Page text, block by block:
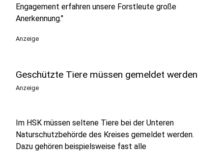
Engagement erfahren unsere Forstleute große
Anerkennung."
Anzeige
Geschützte Tiere müssen gemeldet werden
Anzeige
Im HSK müssen seltene Tiere bei der Unteren
Naturschutzbehörde des Kreises gemeldet werden.
Dazu gehören beispielsweise fast alle